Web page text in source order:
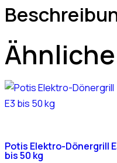
Potis Elektro-Dönergrill
bis 50 kg